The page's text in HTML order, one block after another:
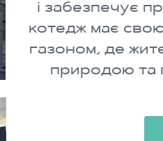
і забезпечує
котедж має
газоном, де
природою та